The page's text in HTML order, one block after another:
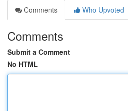
Comments
Who Upvoted
Comments
Submit a Comment
No HTML